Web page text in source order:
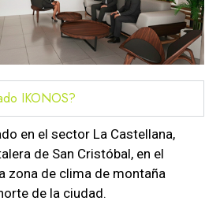
IKONOS?
en el sector La Castellana,
de San Cristóbal, en el
zona de clima de montaña
de la ciudad.